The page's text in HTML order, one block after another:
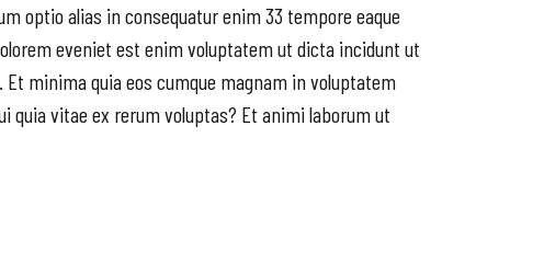
optio alias in consequatur enim 33 tempore eaque
eveniet est enim voluptatem ut dicta incidunt ut
minima quia eos cumque magnam in voluptatem
vitae ex rerum voluptas? Et animi laborum ut